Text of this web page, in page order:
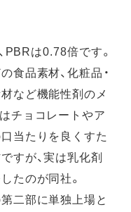
、PBRは0.78倍です。
食品素材、化粧品・
など機能性剤のメ
チョコレートやア
当たりを良くすた
すが、実は乳化剤
たのが同社。
二部に単独上場と